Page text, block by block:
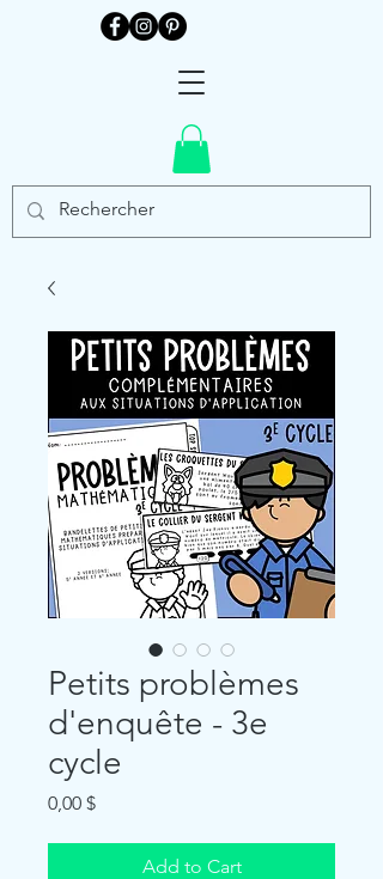
Petits problèmes
d'enquête - 3e
cycle
0,00 $Price
Add to Cart